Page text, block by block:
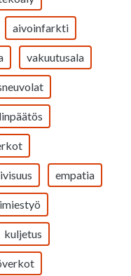
aivoinfarkti
vakuutusala
empatia
kuljetus